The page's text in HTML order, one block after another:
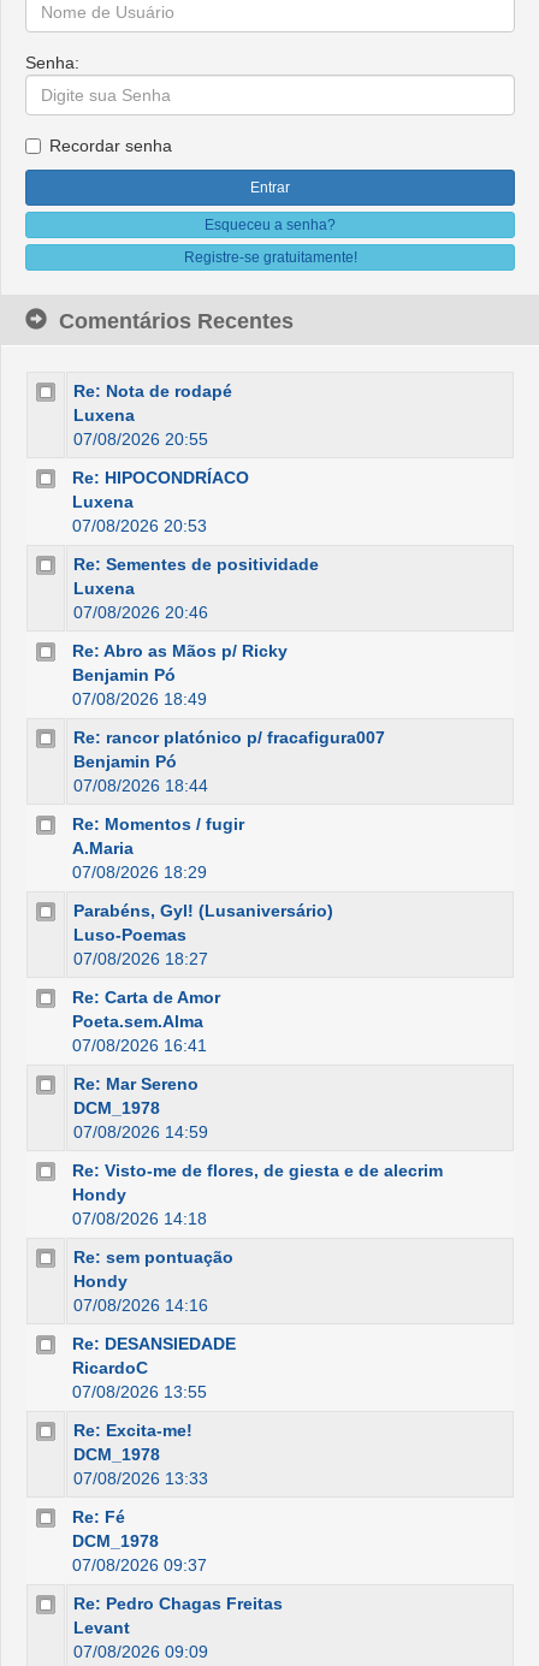
Senha:
Recordar senha
Esqueceu a senha?
Registre-se gratuitamente!
Comentários Recentes
Re: Nota de rodapé
Luxena
07/08/2026 20:55
Re: HIPOCONDRÍACO
Luxena
07/08/2026 20:53
Re: Sementes de positividade
Luxena
07/08/2026 20:46
Re: Abro as Mãos p/ Ricky
Benjamin Pó
07/08/2026 18:49
Re: rancor platónico p/ fracafigura007
Benjamin Pó
07/08/2026 18:44
Re: Momentos / fugir
A.Maria
07/08/2026 18:29
Parabéns, Gyl! (Lusaniversário)
Luso-Poemas
07/08/2026 18:27
Re: Carta de Amor
Poeta.sem.Alma
07/08/2026 16:41
Re: Mar Sereno
DCM_1978
07/08/2026 14:59
Re: Visto-me de flores, de giesta e de alecrim
Hondy
07/08/2026 14:18
Re: sem pontuação
Hondy
07/08/2026 14:16
Re: DESANSIEDADE
RicardoC
07/08/2026 13:55
Re: Excita-me!
DCM_1978
07/08/2026 13:33
Re: Fé
DCM_1978
07/08/2026 09:37
Re: Pedro Chagas Freitas
Levant
07/08/2026 09:09